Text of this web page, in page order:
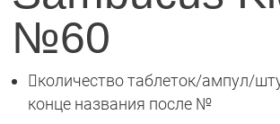
№60
количество таблеток/ампул/
конце названия после №